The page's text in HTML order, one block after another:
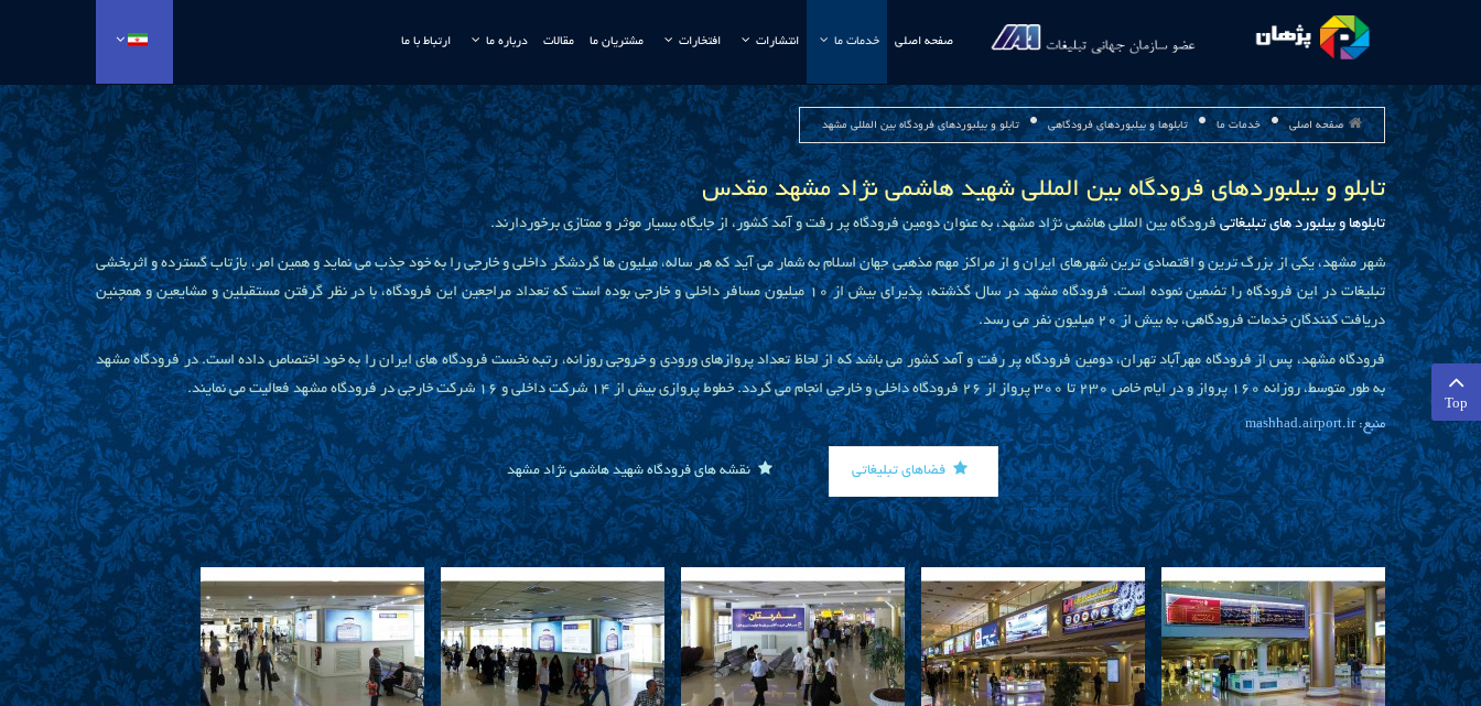
صفحه اصلی خدمات ما انتشارات افتخارات مشتریان ما مقالات درباره ما ارتباط با ما
صفحه اصلی خدمات ما تابلوها و بیلبوردهای فرودگاهی تابلو و بیلبوردهای فرودگاه بین المللی مشهد
تابلو و بیلبوردهای فرودگاه بین المللی شهید هاشمی نژاد مشهد مقدس
تابلوها و بیلبورد های تبلیغاتیفرودگاه بین المللی هاشمی نژاد مشهد، به عنوان دومین فرودگاه پر رفت و آمد کشور، از جایگاه بسیار موثر و ممتازی برخوردارند.
شهر مشهد، یکی از بزرگ ترین و اقتصادی ترین شهرهای ایران و از مراکز مهم مذهبی جهان اسلام به شمار می آید که هر ساله، میلیون ها گردشگر داخلی و خارجی را به خود جذب می نماید و همین امر، بازتاب گسترده و اثربخشی
تبلیغات در این فرودگاه را تضمین نموده است. فرودگاه مشهد در سال گذشته، پذیرای بیش از 10 میلیون مسافر داخلی و خارجی بوده است که تعداد مراجعین این فرودگاه، با در نظر گرفتن مستقبلین و مشایعین و همچنین
دریافت کنندگان خدمات فرودگاهی، به بیش از 20 میلیون نفر می رسد.
فرودگاه مشهد، پس از فرودگاه مهرآباد تهران، دومین فرودگاه پر رفت و آمد کشور می باشد که از لحاظ تعداد پروازهای ورودی و خروجی روزانه، رتبه نخست فرودگاه های ایران را به خود اختصاص داده است. در فرودگاه مشهد
به طور متوسط، روزانه 160 پرواز و در ایام خاص 230 تا 300 پرواز از 26 فرودگاه داخلی و خارجی انجام می گردد. خطوط پروازی بیش از 14 شرکت داخلی و 16 شرکت خارجی در فرودگاه مشهد فعالیت می نمایند.
منبع:mashhad.airport.ir
فضاهای تبلیغاتی نقشه های فرودگاه شهید هاشمی نژاد مشهد
Top